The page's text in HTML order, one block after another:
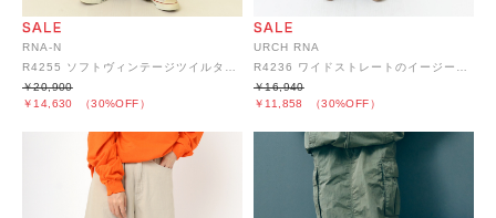
RNA-N
R4255 ソフトヴィンテージツイルタックパンツ
￥14,630 （30%OFF）
￥20,900
URCH RNA
R4236 ワイドストレートのイージーアトリエパンツ
￥11,858 （30%OFF）
￥16,940